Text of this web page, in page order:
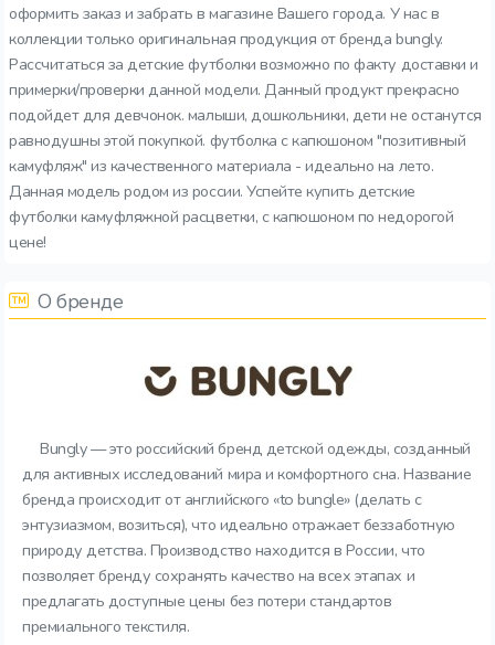
оформить заказ и забрать в магазине Вашего города. У нас в
коллекции только оригинальная продукция от бренда bungly.
Рассчитаться за детские футболки возможно по факту доставки и
примерки/проверки данной модели. Данный продукт прекрасно
подойдет для девчонок. малыши, дошкольники, дети не останутся
равнодушны этой покупкой. футболка с капюшоном "позитивный
камуфляж" из качественного материала - идеально на лето.
Данная модель родом из россии. Успейте купить детские
футболки камуфляжной расцветки, с капюшоном по недорогой
цене!
О бренде
Bungly — это российский бренд детской одежды, созданный
для активных исследований мира и комфортного сна. Название
бренда происходит от английского «to bungle» (делать с
энтузиазмом, возиться), что идеально отражает беззаботную
природу детства. Производство находится в России, что
позволяет бренду сохранять качество на всех этапах и
предлагать доступные цены без потери стандартов
премиального текстиля.